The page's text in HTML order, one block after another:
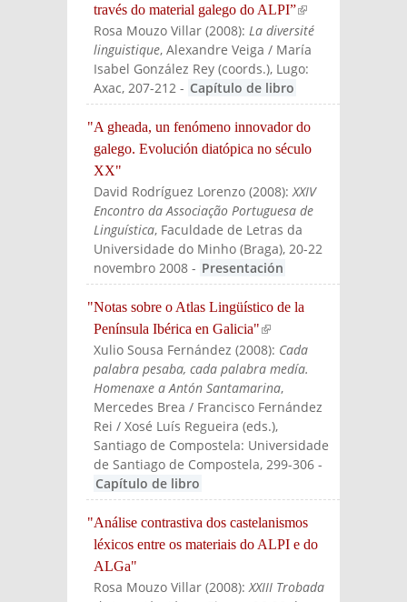
través do material galego do ALPI”(link is
externa
l)
Rosa Mouzo Villar (2008): La diversité
linguistique, Alexandre Veiga / María
Isabel González Rey (coords.), Lugo:
Axac, 207-212 - Capítulo de libro
"A gheada, un fenómeno innovador do
galego. Evolución diatópica no século
XX"
David Rodríguez Lorenzo (2008):XXIV
Encontro da Associação Portuguesa de
Linguística, Faculdade de Letras da
Universidade do Minho (Braga), 20-22
novembro 2008 - Presentación
"Notas sobre o Atlas Lingüístico de la
Península Ibérica en Galicia"(link is
external)
Xulio Sousa Fernández (2008): Cada
palabra pesaba, cada palabra medía.
Homenaxe a Antón Santamarina,
Mercedes Brea / Francisco Fernández
Rei / Xosé Luís Regueira (eds.),
Santiago de Compostela: Universidade
de Santiago de Compostela, 299-306 -
Capítulo de libro
"Análise contrastiva dos castelanismos
léxicos entre os materiais do ALPI e do
ALGa"
Rosa Mouzo Villar (2008):XXIII Trobada